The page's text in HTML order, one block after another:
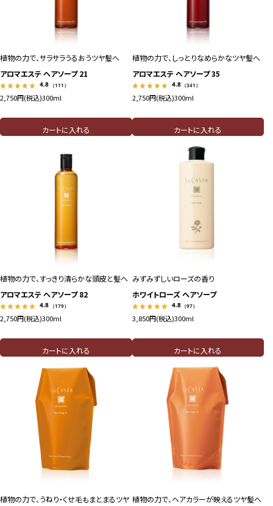
植物の力で、サラサラうるおうツヤ髪へ
アロマエステ ヘアソープ 21
4.8 （111）
2,750円(税込)300ml
カートに入れる
植物の力で、しっとりなめらかなツヤ髪へ
アロマエステ ヘアソープ 35
4.8 （341）
2,750円(税込)300ml
カートに入れる
植物の力で、すっきり清らかな頭皮と髪へ
アロマエステ ヘアソープ 82
4.8 （179）
2,750円(税込)300ml
カートに入れる
みずみずしいローズの香り
ホワイトローズ ヘアソープ
4.8 （97）
3,850円(税込)300ml
カートに入れる
植物の力で、うねり・くせ毛もまとまるツヤ 植物の力で、ヘアカラーが映えるツヤ髪へ